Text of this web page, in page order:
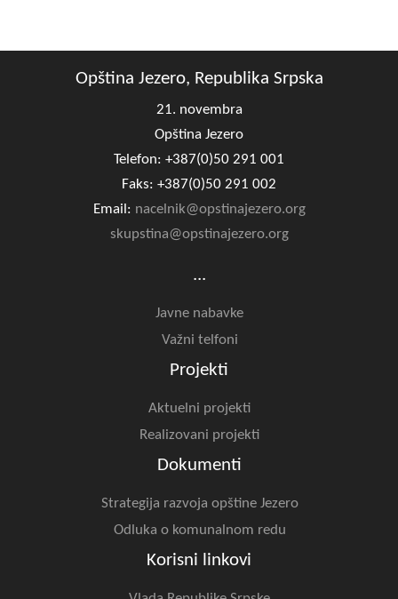
Sport
KONTAKT
Opština Jezero, Republika Srpska
21. novembra
Opština Jezero
Telefon: +387(0)50 291 001
Faks: +387(0)50 291 002
Email: nacelnik@opstinajezero.org
skupstina@opstinajezero.org
...
Javne nabavke
Važni telfoni
Projekti
Aktuelni projekti
Realizovani projekti
Dokumenti
Strategija razvoja opštine Jezero
Odluka o komunalnom redu
Korisni linkovi